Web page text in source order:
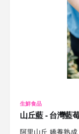
生鮮食品
山丘藍 - 台灣藍
阿里山丘 嬌養熟